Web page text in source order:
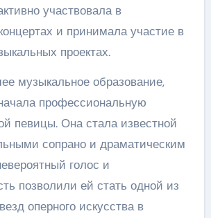
участвовала в
и принимала участие в
проектах.
музыкальное образование,
профессиональную
певицы. Она стала известной
сопрано и драматическим
голос и
позволили ей стать одной из
оперного искусства в